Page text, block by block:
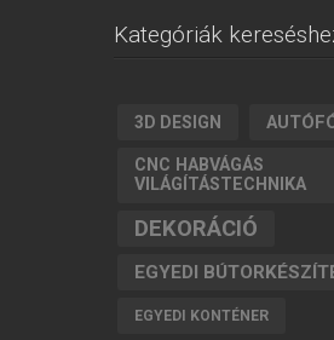
Kategóriák
3D DESIGN
CNC HABVÁGÁS
VILÁGÍTÁSTECHNIKA
DEKORÁCIÓ
EGYEDI
EGYEDI KONTÉNER